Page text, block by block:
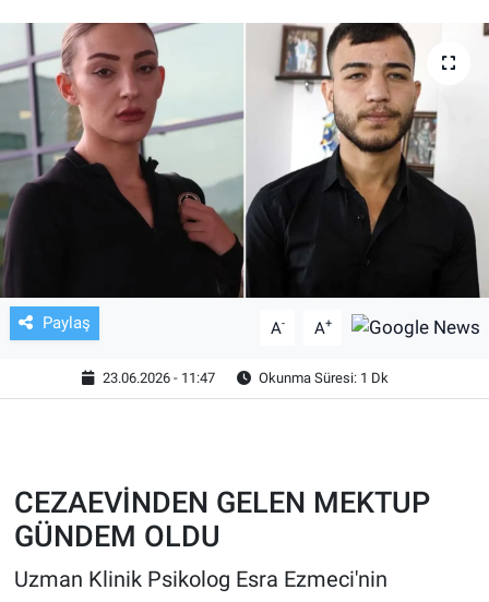
Paylaş A- A+
23.06.2026 - 11:47 Okunma Süresi: 1 Dk
CEZAEVİNDEN GELEN MEKTUP
GÜNDEM OLDU
Uzman Klinik Psikolog Esra Ezmeci'nin
TV VE SİNEMA
BASKETBOL
SAĞLIK
ASAYİŞ
EKONOMİ
ÇEVRE